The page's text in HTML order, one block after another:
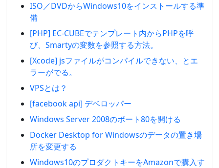
ISO／DVDからWindows10をインストールする準
備
[PHP] EC-CUBEでテンプレート内からPHPを呼
び、Smartyの変数を参照する方法。
[Xcode] jsファイルがコンパイルできない、とエ
ラーがでる。
VPSとは？
[facebook api] デベロッパー
Windows Server 2008のポート80を開ける
Docker Desktop for Windowsのデータの置き場
所を変更する
Windows10のプロダクトキーをAmazonで購入す